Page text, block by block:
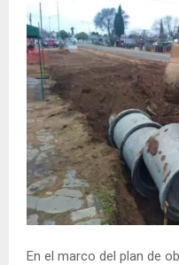
En el marco del plan de